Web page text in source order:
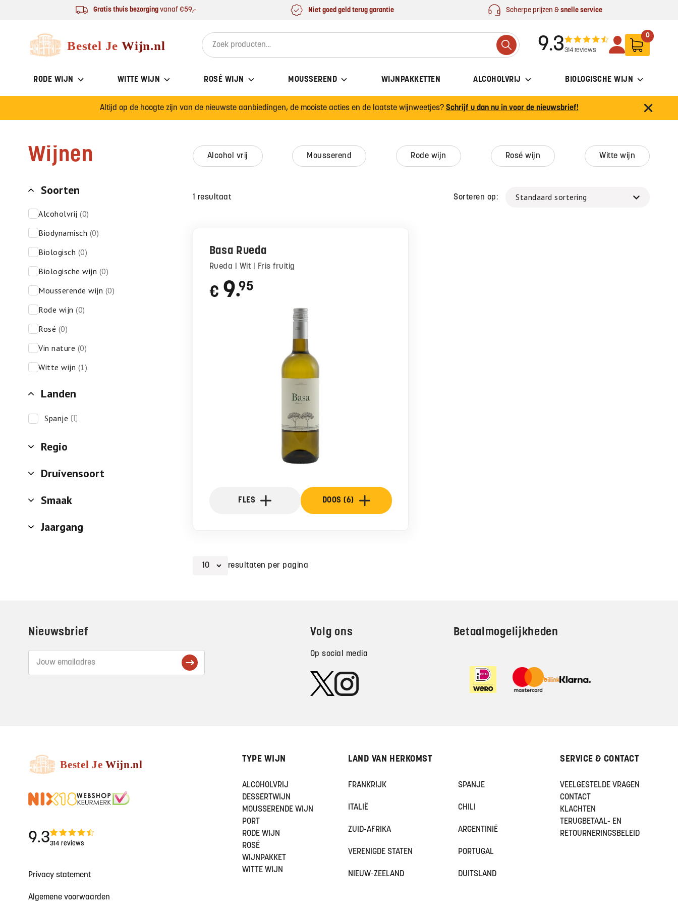
Gratis thuis bezorgingvanaf €59,- Niet goed geld terug garantie Scherpe prijzen &snelle service
Bestel Je Wijn
Search for:
Search
9.3314 reviews
0
RODE WIJN WITTE WIJN ROSÉ WIJN MOUSSEREND WIJNPAKKETTEN ALCOHOLVRIJ BIOLOGISCHE WIJN
Altijd op de hoogte zijn van de nieuwste aanbiedingen, de mooiste acties en de laatste wijnweetjes? Schrijf u dan nu in voor de nieuwsbrief!
Wijnen
Soorten
alcoholvrij (0)
biodynamisch (0)
biologisch (0)
biologische wijn (0)
mousserende wijn (0)
rode wijn (0)
rosé (0)
vin nature (0)
witte wijn (1)
Landen
spanje (1)
Regio
Druivensoort
Smaak
Jaargang
alcohol vrij mousserend rode wijn rosé wijn witte wijn
1 resultaat Sorteren op:
Basa Rueda
Rueda | Wit | Fris fruitig
€ 9●
95
FLES DOOS (6)
resultaten per pagina
Nieuwsbrief Volg ons
Op social media
Betaalmogelijkheden
9.3314 reviews
Privacy statement
Algemene voorwaarden
TYPE WIJN
ALCOHOLVRIJ
DESSERTWIJN
MOUSSERENDE WIJN
PORT
RODE WIJN
ROSÉ
WIJNPAKKET
WITTE WIJN
LAND VAN HERKOMST
FRANKRIJK SPANJE
ITALIË CHILI
ZUID-AFRIKA ARGENTINIË
VERENIGDE STATEN PORTUGAL
NIEUW-ZEELAND DUITSLAND
SERVICE & CONTACT
VEELGESTELDE VRAGEN
CONTACT
KLACHTEN
TERUGBETAAL- EN
RETOURNERINGSBELEID